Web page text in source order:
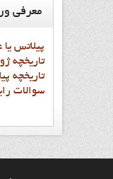
معرفي
پيلاتس يا
تاريخچه
تاريخچه
سوالات